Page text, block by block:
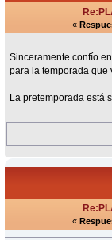
«
Sinceramente confío
para la temporada que
La pretemporada está
«